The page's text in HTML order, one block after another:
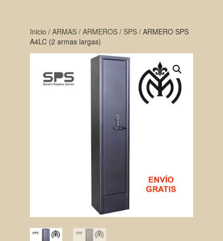
Inicio / ARMAS/ ARMEROS/ SPS/ ARMERO SPS
A4LC (2 armas largas)